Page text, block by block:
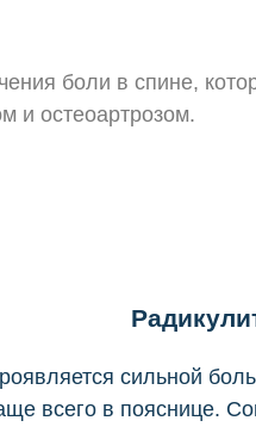
боли в спине,
и остеоартрозом.
сильной
всего в пояснице.